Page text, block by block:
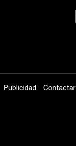
Publicidad Contactar